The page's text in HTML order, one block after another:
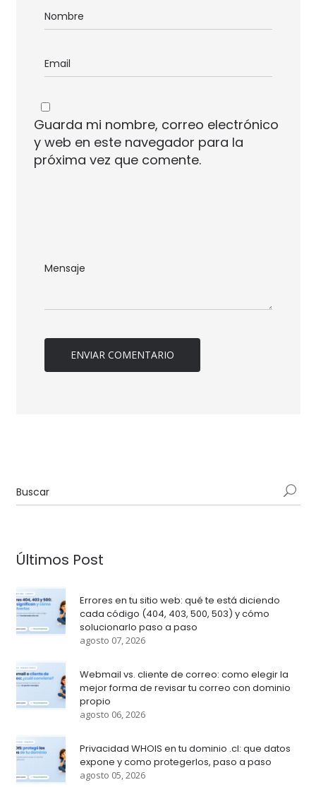
Guarda mi nombre, correo electrónico
y web en este navegador para la
próxima vez que comente.
Últimos Post
Errores en tu sitio web: qué te está diciendo
cada código (404, 403, 500, 503) y cómo
solucionarlo paso a paso
agosto 07, 2026
Webmail vs. cliente de correo: como elegir la
mejor forma de revisar tu correo con dominio
propio
agosto 06, 2026
Privacidad WHOIS en tu dominio .cl: que datos
expone y como protegerlos, paso a paso
agosto 05, 2026